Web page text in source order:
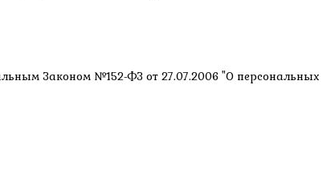
Законом №152-ФЗ от 27.07.2006 "О персональных